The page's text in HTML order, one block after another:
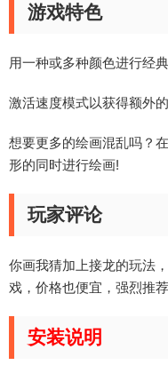
游戏特色
用一种或多种颜色进行经
激活速度模式以获得额外
想要更多的绘画混乱吗？
形的同时进行绘画!
玩家评论
你画我猜加上接龙的玩法
戏，价格也便宜，强烈推
安装说明